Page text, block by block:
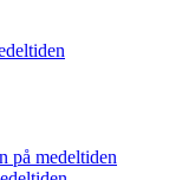
på medeltiden